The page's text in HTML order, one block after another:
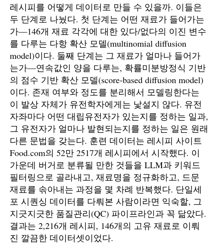
레시피를 어떻게 데이터로 만들 수 있을까. 이들은
두 단계로 나눴다. 첫 단계는 어떤 재료가 들어가는
가—146개 재료 각각에 대한 있다/없다의 이진 변수
를 다루는 다항 확산 모델(multinomial diffusion
model)이다. 둘째 단계는 그 재료가 얼마나 들어가
는가—연속값인 양을 다루는, 확률미분방정식 기반
의 점수 기반 확산 모델(score-based diffusion model)
이다. 존재 여부와 정도를 분리해서 모델링한다는
이 발상 자체가 유전학자에게는 낯설지 않다. 유전
자좌마다 어떤 대립유전자가 있는지를 정하는 일과,
그 유전자가 얼마나 발현되는지를 정하는 일은 원래
다른 문법을 갖는다. 훈련 데이터는 레시피 사이트
Food.com의 52만 2517개 레시피에서 시작했다. 이
가운데 버거로 분류될 만한 것들을 LLM과 키워드
필터링으로 골라내고, 재료명을 정규화하고, 드문
재료를 솎아내는 과정을 몇 차례 반복했다. 단일세
포 시퀀싱 데이터를 다뤄본 사람이라면 익숙할, 그
지긋지긋한 품질관리(QC) 파이프라인과 꼭 닮았다.
결과는 2,216개 레시피, 146개의 고유 재료로 이뤄
진 깔끔한 데이터셋이었다.